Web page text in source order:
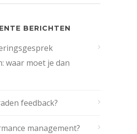
BERICHTEN
waar moet je dan
feedback?
management?